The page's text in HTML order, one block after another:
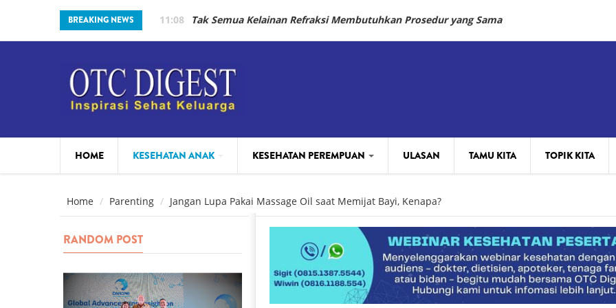
Skip to main content
BREAKING NEWS 11:08 Tak Semua Kelainan Refraksi Membutuhkan Prosedur yang Sama
HOME KESEHATAN ANAK
PARENTING
KESEHATAN PEREMPUAN
BEAUTY
ULASAN TAMU KITA TOPIK KITA
Home Parenting Jangan Lupa Pakai Massage Oil saat Memijat Bayi, Kenapa?
RANDOM POST